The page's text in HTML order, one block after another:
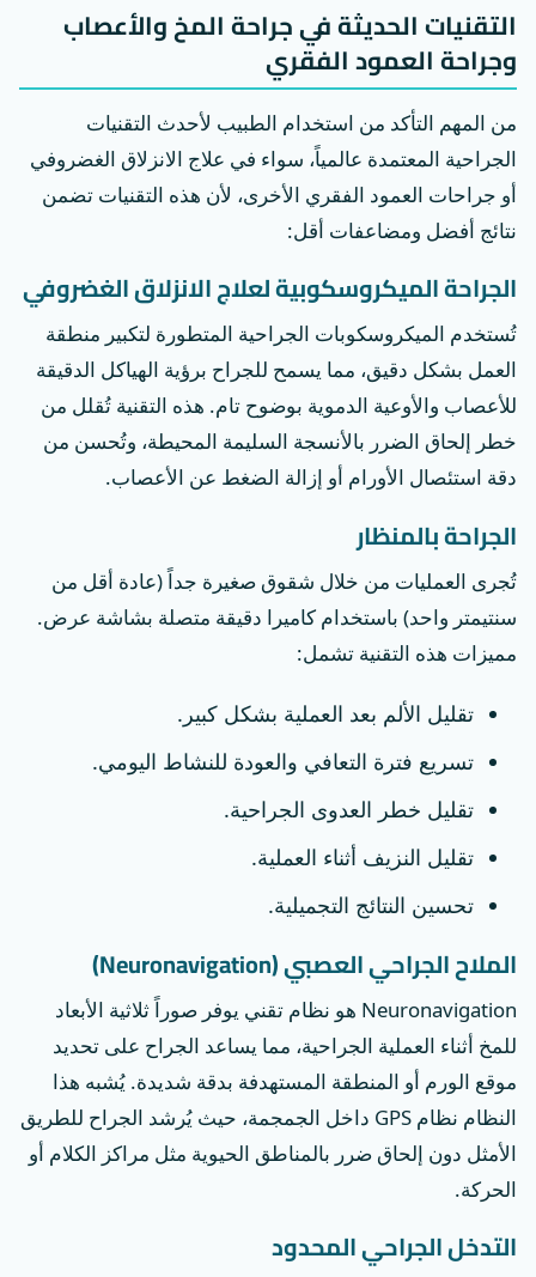
التقنيات الحديثة في جراحة المخ والأعصاب
وجراحة العمود الفقري
من المهم التأكد من استخدام الطبيب لأحدث التقنيات
الجراحية المعتمدة عالمياً، سواء في علاج الانزلاق الغضروفي
أو جراحات العمود الفقري الأخرى، لأن هذه التقنيات تضمن
نتائج أفضل ومضاعفات أقل:
الجراحة الميكروسكوبية لعلاج الانزلاق الغضروفي
تُستخدم الميكروسكوبات الجراحية المتطورة لتكبير منطقة
العمل بشكل دقيق، مما يسمح للجراح برؤية الهياكل الدقيقة
للأعصاب والأوعية الدموية بوضوح تام. هذه التقنية تُقلل من
خطر إلحاق الضرر بالأنسجة السليمة المحيطة، وتُحسن من
دقة استئصال الأورام أو إزالة الضغط عن الأعصاب.
الجراحة بالمنظار
تُجرى العمليات من خلال شقوق صغيرة جداً (عادة أقل من
سنتيمتر واحد) باستخدام كاميرا دقيقة متصلة بشاشة عرض.
مميزات هذه التقنية تشمل:
تقليل الألم بعد العملية بشكل كبير.
تسريع فترة التعافي والعودة للنشاط اليومي.
تقليل خطر العدوى الجراحية.
تقليل النزيف أثناء العملية.
تحسين النتائج التجميلية.
الملاح الجراحي العصبي (Neuronavigation)
Neuronavigation هو نظام تقني يوفر صوراً ثلاثية الأبعاد
للمخ أثناء العملية الجراحية، مما يساعد الجراح على تحديد
موقع الورم أو المنطقة المستهدفة بدقة شديدة. يُشبه هذا
النظام نظام GPS داخل الجمجمة، حيث يُرشد الجراح للطريق
الأمثل دون إلحاق ضرر بالمناطق الحيوية مثل مراكز الكلام أو
الحركة.
التدخل الجراحي المحدود